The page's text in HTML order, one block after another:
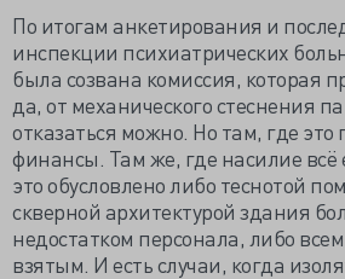
По итогам анкетирования и
инспекции психиатрических
была созвана комиссия, которая
да, от механического стеснения
отказаться можно. Но там, где это
финансы. Там же, где насилие всё
это обусловлено либо теснотой
скверной архитектурой здания
недостатком персонала, либо
взятым. И есть случаи, когда